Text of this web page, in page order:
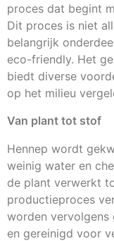
proces dat begint
Dit proces is niet
belangrijk
eco-friendly. Het
biedt diverse
op het milieu
Van plant tot stof
Hennep wordt
weinig water en
de plant verwerkt
productieproces
worden vervolgens
en gereinigd voor